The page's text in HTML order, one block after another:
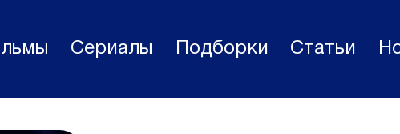
Сериалы Подборки Статьи